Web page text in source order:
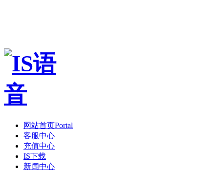
网站首页Portal
客服中心
充值中心
IS下载
新闻中心